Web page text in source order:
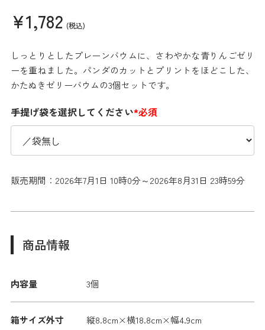
¥1,782 (税込)
しっとりとしたプレーンバウムに、さわやかな青りんごゼリ
ーを重ねました。パンダのカットとプリントをほどこした、
かたぬきゼリーバウムの3個セットです。
手提げ袋を選択してください*必須
販売期間：2026年7月1日 10時0分～2026年8月31日 23時59分
商品情報
内容量 3個
箱サイズ外寸 縦8.8cm×横18.8cm×幅4.9cm